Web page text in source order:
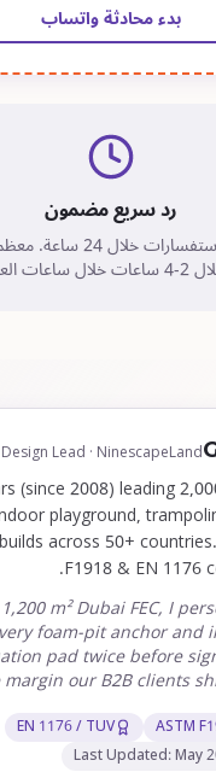
بدء محادثة واتساب
رد سريع مضمون
نرد على جميع
العمل.
Lead · NinescapeLand
(since 2008) leading
playground,
across 50+
F1918 & EN 1176
m² Dubai FEC, I
foam-pit anchor and
pad twice before
our B2B clients
ASTM
EN 1176 / TUV
Last Updated: May